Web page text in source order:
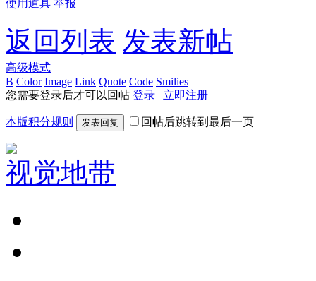
使用道具 举报
返回列表 发表新帖
高级模式
B Color Image Link Quote Code Smilies
您需要登录后才可以回帖 登录 | 立即注册
本版积分规则 发表回复 回帖后跳转到最后一页
视觉地带